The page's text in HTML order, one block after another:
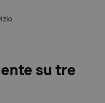
su tre